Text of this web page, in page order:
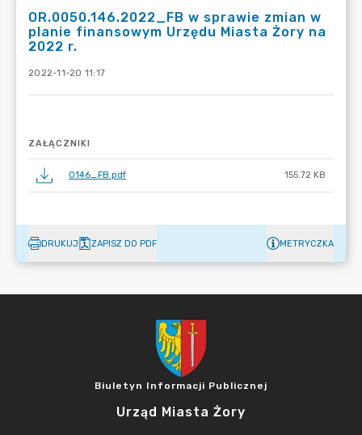
OR.0050.146.2022_FB w sprawie zmian w
planie finansowym Urzędu Miasta Żory na
2022 r.
2022-11-20 11:17
ZAŁĄCZNIKI
0146_FB.pdf 155.72 KB
DRUKUJ ZAPISZ DO PDF METRYCZKA
Biuletyn Informacji Publicznej
Urząd Miasta Żory